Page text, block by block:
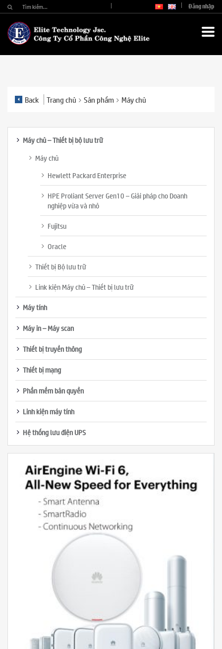
Đăng nhập
Back Trang chủ Sản phẩm Máy chủ
Máy chủ – Thiết bị bộ lưu trữ
Máy chủ
Hewlett Packard Enterprise
HPE Proliant Server Gen10 – Giải pháp cho Doanh
nghiệp vừa và nhỏ
Fujitsu
Oracle
Thiết bị Bộ lưu trữ
Link kiện Máy chủ – Thiết bị lưu trữ
Máy tính
Máy in – Máy scan
Thiết bị truyền thông
Thiết bị mạng
Phần mềm bản quyền
Linh kiện máy tính
Hệ thống lưu điện UPS